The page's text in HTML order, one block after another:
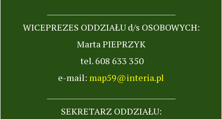
WICEPREZES ODDZIAŁU d/s OSOBOWYCH:
Marta PIEPRZYK
tel. 608 633 350
e-mail: map59@interia.pl
SEKRETARZ ODDZIAŁU: